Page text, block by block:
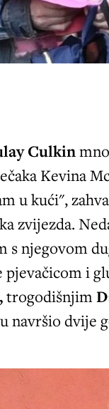
Culkin
Kevina
u kući",
zvijezda.
s njegovom
pjevačicom i
,trogodišnjim
navršio dvije